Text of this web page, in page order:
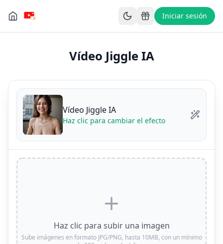
Iniciar sesión
Vídeo Jiggle IA
Vídeo Jiggle IA
Haz clic para cambiar el efecto
Haz clic para subir una imagen
Sube imágenes en formato JPG/PNG, hasta 10MB, con un mínimo